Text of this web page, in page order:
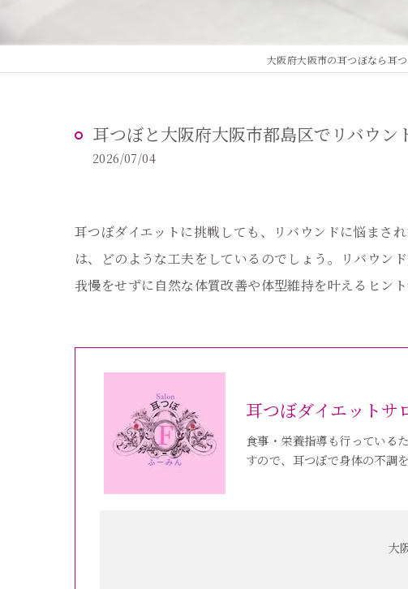
大阪府大阪市の耳つぼなら耳
耳つぼと大阪府大阪市都島区でリバウ
2026/07/04
耳つぼダイエットに挑戦しても、リバウンドに悩まさ
は、どのような工夫をしているのでしょう。リバウン
我慢をせずに自然な体質改善や体型維持を叶えるヒン
耳つぼダイエットサ
食事・栄養指導も行っている
すので、耳つぼで身体の不調
大